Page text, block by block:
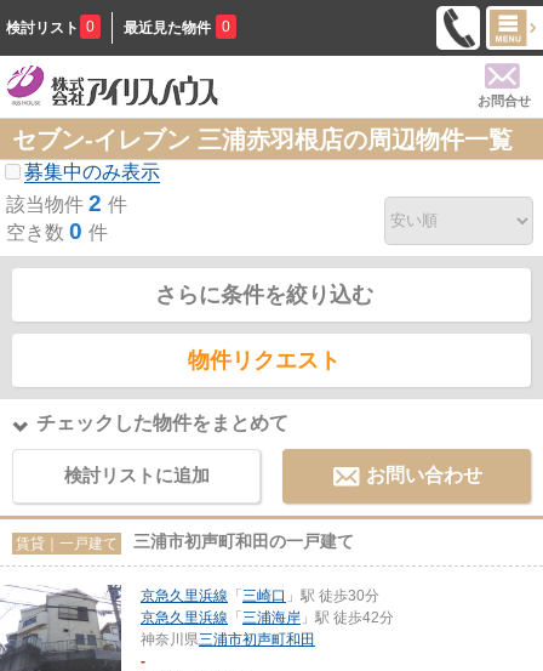
検討リスト 0 最近見た物件 0
お問合せ
セブン-イレブン 三浦赤羽根店の周辺物件一覧
募集中のみ表示
該当物件 2 件
空き数 0 件
さらに条件を絞り込む
物件リクエスト
チェックした物件をまとめて
検討リストに追加 お問い合わせ
賃貸｜一戸建て 三浦市初声町和田の一戸建て
京急久里浜線 「 三崎口 」駅 徒歩30分
京急久里浜線 「 三浦海岸 」駅 徒歩42分
神奈川県三浦市初声町和田
-